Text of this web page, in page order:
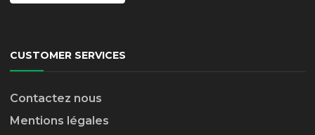
CUSTOMER SERVICES
Contactez nous
Mentions légales